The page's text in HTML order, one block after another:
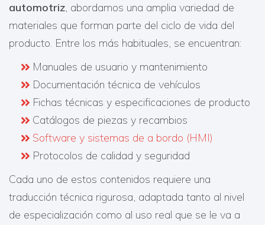
automotriz, abordamos una amplia variedad de
materiales que forman parte del ciclo de vida del
producto. Entre los más habituales, se encuentran:
Manuales de usuario y mantenimiento
Documentación técnica de vehículos
Fichas técnicas y especificaciones de producto
Catálogos de piezas y recambios
Software y sistemas de a bordo (HMI)
Protocolos de calidad y seguridad
Cada uno de estos contenidos requiere una
traducción técnica rigurosa, adaptada tanto al nivel
de especialización como al uso real que se le va a